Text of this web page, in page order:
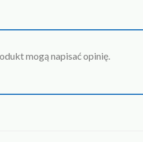
mogą napisać opinię.